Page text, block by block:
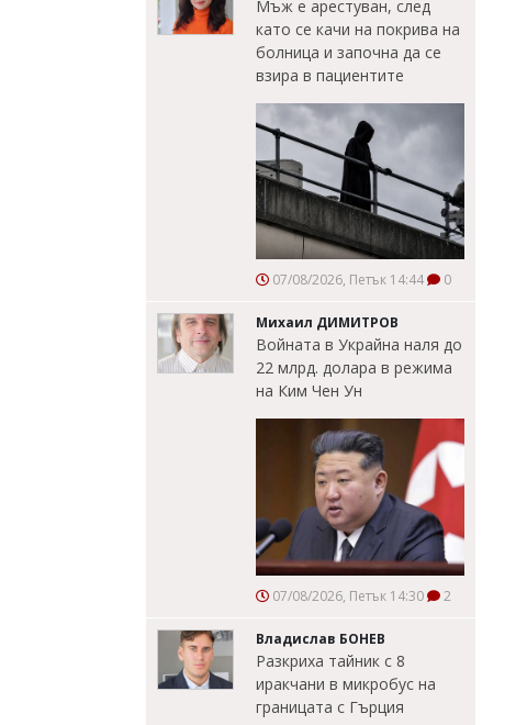
Мъж е арестуван, след
като се качи на покрива на
болница и започна да се
взира в пациентите
07/08/2026, Петък 14:44 0
Михаил ДИМИТРОВ
Войната в Украйна наля до
22 млрд. долара в режима
на Ким Чен Ун
07/08/2026, Петък 14:30 2
Владислав БОНЕВ
Разкриха тайник с 8
иракчани в микробус на
границата с Гърция